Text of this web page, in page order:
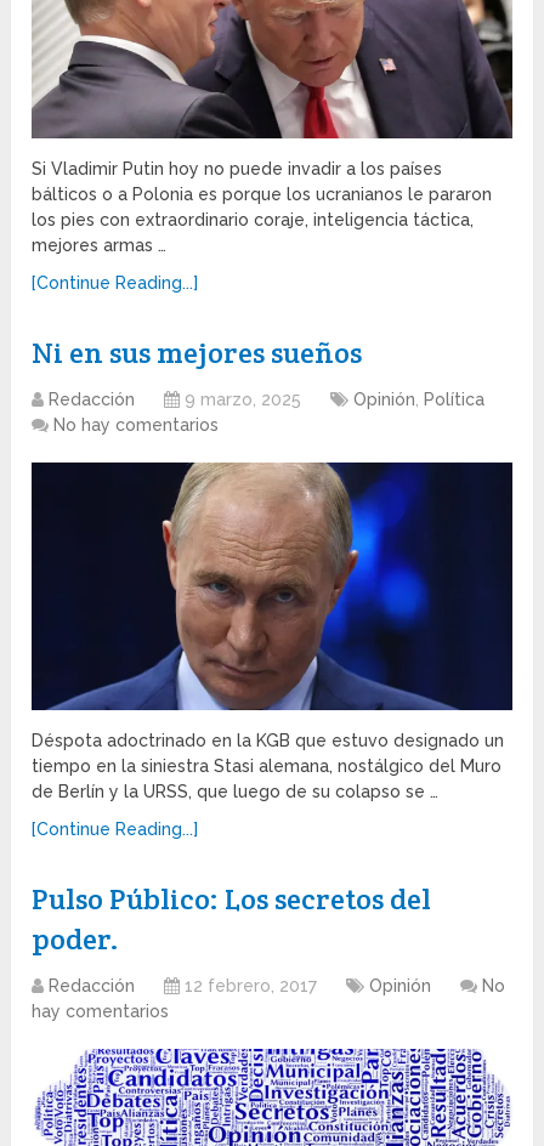
Si Vladimir Putin hoy no puede invadir a los países
bálticos o a Polonia es porque los ucranianos le pararon
los pies con extraordinario coraje, inteligencia táctica,
mejores armas …
[Continue Reading...]
Ni en sus mejores sueños
Redacción 9 marzo, 2025 Opinión
Política
No hay comentarios
Déspota adoctrinado en la KGB que estuvo designado un
tiempo en la siniestra Stasi alemana, nostálgico del Muro
de Berlín y la URSS, que luego de su colapso se …
[Continue Reading...]
Pulso Público: Los secretos del
poder.
Redacción 12 febrero, 2017 Opinión
No
hay comentarios